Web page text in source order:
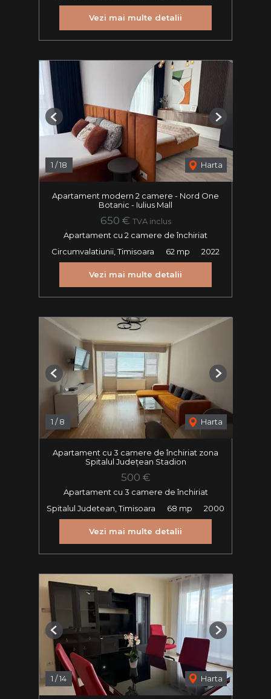
Vezi mai multe detalii
1 /18 Harta
Previous Next
Apartament modern 2 camere - Nord One
Botanic - Iulius Mall
650 € TVA inclus
Apartament cu 2 camere de închiriat
Circumvalatiunii, Timisoara
62 mp 2022
Vezi mai multe detalii
1 /8 Harta
Previous Next
Apartament cu 3 camere de închiriat zona
Spitalul Județean Stadion
500 €
Apartament cu 3 camere de închiriat
Spitalul Judetean, Timisoara
68 mp 2000
Vezi mai multe detalii
1 /14 Harta
Previous Next